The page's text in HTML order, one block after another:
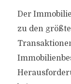
Der
zu den